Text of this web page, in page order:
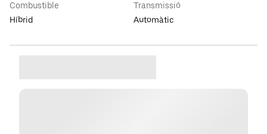
Combustible
Híbrid
Transmissió
Automàtic